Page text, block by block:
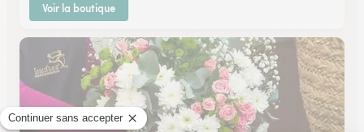
Voir la boutique